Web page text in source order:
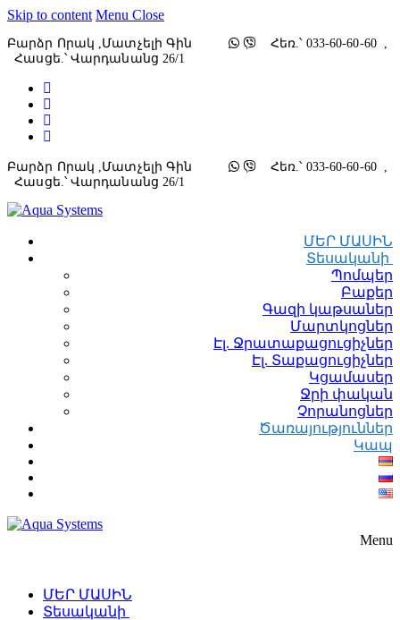
Skip to content Menu Close
Բարձր Որակ ,մատչելի Գին
Հեռ.՝ 033-60-60-60 ,
Հասցե.՝ Վարդանանց 26/1
Բարձր Որակ ,մատչելի Գին
Հեռ.՝ 033-60-60-60 ,
Հասցե.՝ Վարդանանց 26/1
ՄԵՐ ՄԱՍԻՆ
Տեսականի
Պոմպեր
Բաքեր
Գազի կաթսաներ
Մարտկոցներ
Էլ. Ջրատաքացուցիչներ
Էլ. Տաքացուցիչներ
Կցամասեր
Ջրի փական
Չորանոցներ
Ծառայություններ
Կապ
Menu
ՄԵՐ ՄԱՍԻՆ
Տեսականի